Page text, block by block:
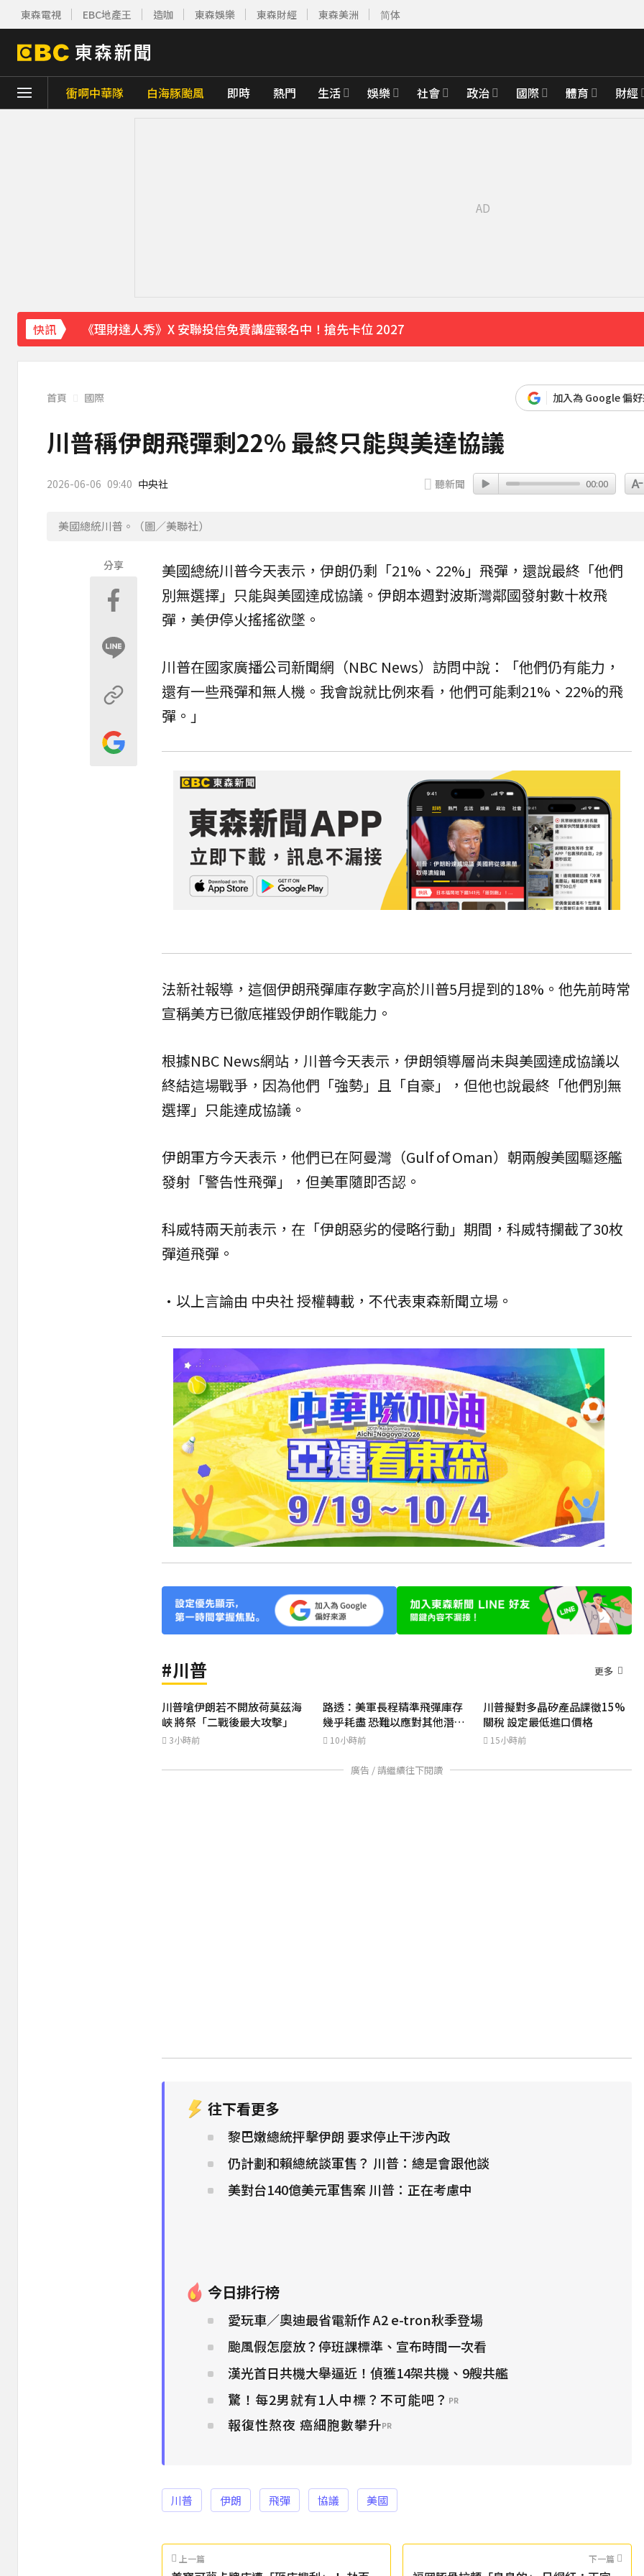
東森電視 EBC地產王 造咖 東森娛樂 東森財經 東森美洲 简体
衝啊中華隊 白海豚颱風 即時 熱門 生活 娛樂 社會 政治 國際 體育 財經
快訊
下載東森App，隨時掌握天下大小事！
《理財達人秀》X 安聯投信免費講座報名中！搶先卡位 2027
首頁 國際 加入為 Google 偏
川普稱伊朗飛彈剩22% 最終只能與美達協議
2026-06-06 09:40 中央社 聽新聞 00:00
美國總統川普。（圖／美聯社）
分享 美國總統川普今天表示，伊朗仍剩「21%、22%」 飛彈 ，還說最終「他們
別無選擇」只能與美國達成協議 。伊朗本週對波斯灣鄰國發射數十枚飛
彈，美伊停火搖搖欲墜。
川普在國家廣播公司新聞網（NBC News）訪問中說：「他們仍有能力，
還有一些飛彈和無人機。我會說就比例來看，他們可能剩21%、22%的飛
彈。」
法新社報導，這個伊朗飛彈庫存數字高於川普5月提到的18%。他先前時常
宣稱美方已徹底摧毀伊朗作戰能力。
根據NBC News網站，川普今天表示，伊朗領導層尚未與美國達成協議以
終結這場戰爭，因為他們「強勢」且「自豪」，但他也說最終「他們別無
選擇」只能達成協議。
伊朗軍方今天表示，他們已在阿曼灣（Gulf of Oman）朝兩艘美國驅逐艦
發射「警告性飛彈」，但美軍隨即否認。
科威特兩天前表示，在「伊朗惡劣的侵略行動」期間，科威特攔截了30枚
彈道飛彈。
•以上言論由 中央社 授權轉載，不代表東森新聞立場。
#川普 更多
川普嗆伊朗若不開放荷莫茲海
峽 將祭「二戰後最大攻擊」
3小時前
路透：美軍長程精準飛彈庫存
幾乎耗盡 恐難以應對其他潛在
衝突
10小時前
川普擬對多晶矽產品課徵15%
關稅 設定最低進口價格
15小時前
廣告 / 請繼續往下閱讀
往下看更多
黎巴嫩總統抨擊伊朗 要求停止干涉內政
仍計劃和賴總統談軍售？ 川普：總是會跟他談
美對台140億美元軍售案 川普：正在考慮中
今日排行榜
愛玩車／奧迪最省電新作 A2 e-tron秋季登場
颱風假怎麼放？停班課標準、宣布時間一次看
漢光首日共機大舉逼近！偵獲14架共機、9艘共艦
驚！每2男就有1人中標？不可能吧？ PR
報復性熬夜 癌細胞數攀升PR
川普 伊朗 飛彈 協議 美國
上一篇 下一篇